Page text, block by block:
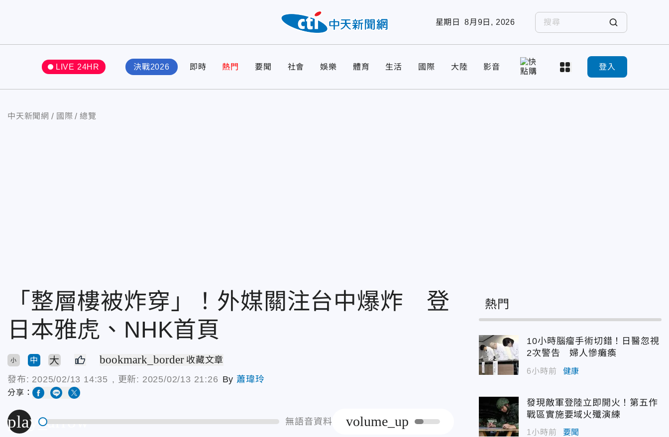
星期日 8月9日, 2026
LIVE 24HR 決戰2026 即時 熱門 要聞 社會 娛樂 體育 生活 國際 大陸 影音 登入
中天新聞網 國際 總覽
「整層樓被炸穿」！外媒關注台中爆炸 登
日本雅虎、NHK首頁
小 中 大 bookmark_border 收藏文章
發布: 2025/02/13 14:35 , 更新: 2025/02/13 21:26 By 蕭瑋玲
分享：
play_arrow 無語音資料 volume_up
熱門
10小時腦瘤手術切錯！日醫忽視
2次警告 婦人慘癱瘓
6小時前 健康
發現敵軍登陸立即開火！第五作
戰區實施要域火殲演練
1小時前 要聞